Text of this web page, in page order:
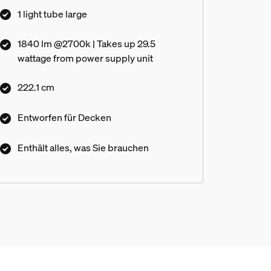
für eine gerade Linie.
1 light tube large
1840 lm @2700k | Takes up 29.5
wattage from power supply unit
222.1 cm
Entworfen für Decken
Enthält alles, was Sie brauchen